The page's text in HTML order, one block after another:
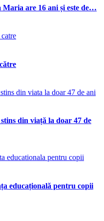
are 16 ani și este de…
din viață la doar 47 de
educațională pentru copii